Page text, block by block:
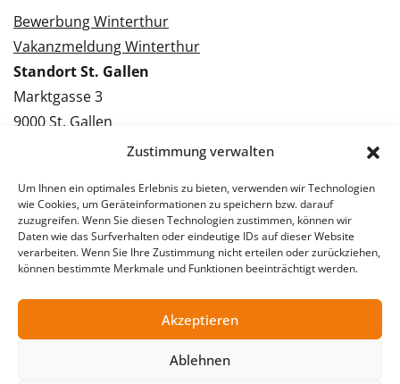
Zustimmung verwalten
Um Ihnen ein optimales Erlebnis zu bieten, verwenden wir Technologien
wie Cookies, um Geräteinformationen zu speichern bzw. darauf
zuzugreifen. Wenn Sie diesen Technologien zustimmen, können wir
Daten wie das Surfverhalten oder eindeutige IDs auf dieser Website
verarbeiten. Wenn Sie Ihre Zustimmung nicht erteilen oder zurückziehen,
können bestimmte Merkmale und Funktionen beeinträchtigt werden.
Akzeptieren
Ablehnen
Bewerbung Winterthur
Vakanzmeldung Winterthur
Standort St. Gallen
Marktgasse 3
9000 St. Gallen
Tel.: 071 228 09 09
Bewerbung St. Gallen
Vakanzmeldung St. Gallen
© 2026 Stellentreff AG